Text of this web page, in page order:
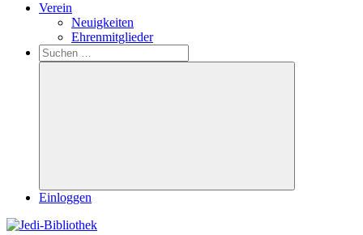
Verein
Neuigkeiten
Ehrenmitglieder
Search
Suchen
nach:
Suchen
Einloggen